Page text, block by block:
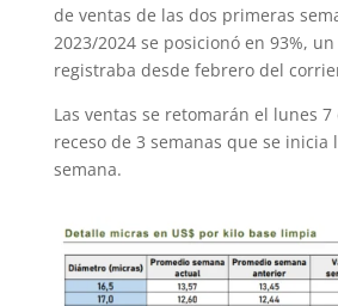
de ventas de las dos primeras
2023/2024 se posicionó en 93%,
registraba desde febrero del
Las ventas se retomarán el lunes
receso de 3 semanas que se inicia
semana.